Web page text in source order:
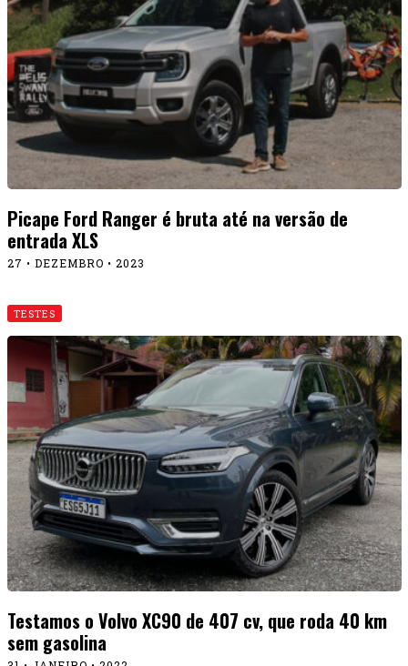
Picape Ford Ranger é bruta até na versão de
entrada XLS
27 • DEZEMBRO • 2023
TESTES
Testamos o Volvo XC90 de 407 cv, que roda 40 km
sem gasolina